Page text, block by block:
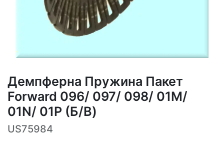
Демпферна Пружина Пакет
Forward 096/ 097/ 098/ 01M/
01N/ 01P (Б/В)
US75984